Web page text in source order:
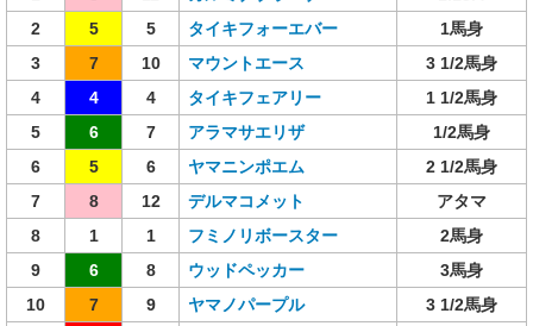
2
5 5 タイキフォーエバー
1馬身
3
7 10 マウントエース
3 1/2馬身
4
4 4 タイキフェアリー
1 1/2馬身
5
6 7 アラマサエリザ
1/2馬身
6
5 6 ヤマニンポエム
2 1/2馬身
7
8 12 デルマコメット
アタマ
8
1 1 フミノリボースター
2馬身
9
6 8 ウッドペッカー
3馬身
10
7 9 ヤマノパープル
3 1/2馬身